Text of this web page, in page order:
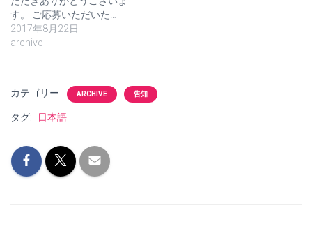
す。 ご応募いただいた…
2017年8月22日
archive
カテゴリー: ARCHIVE 告知
タグ: 日本語